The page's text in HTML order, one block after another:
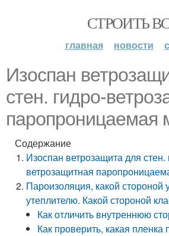
СТРОИТЬ
главная новости
Изоспан
стен. гидро-
паропроницаемая
Содержание
Изоспан ветрозащита для стен.
ветрозащитная
Пароизоляция, какой стороной
утеплителю. Какой стороной
Как отличить внутреннюю
Как проверить, какая пленка